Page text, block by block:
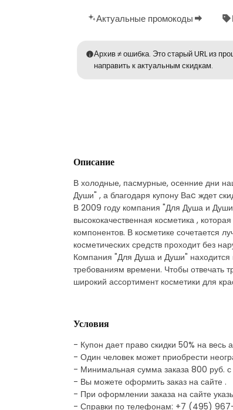
Актуальные промокоды
Архив ≠ ошибка. Это старый URL из
направить к актуальным скидкам.
Описание
В холодные, пасмурные, осенние дни
Души" , а благодаря купону Ваc ждет
В 2009 году компания "Для Душа и
высококачественная косметика ,
компонентов. В косметике сочетается
косметических средств проходит без
Компания "Для Душа и Души" находится
требованиям времени. Чтобы отвечать
широкий ассортимент косметики для
Условия
- Купон дает право скидки 50% на
- Один человек может приобрести
- Минимальная сумма заказа 800 руб. с
- Вы можете оформить заказ на сайте .
- При оформлении заказа на сайте
- Справки по телефонам: +7 (495)